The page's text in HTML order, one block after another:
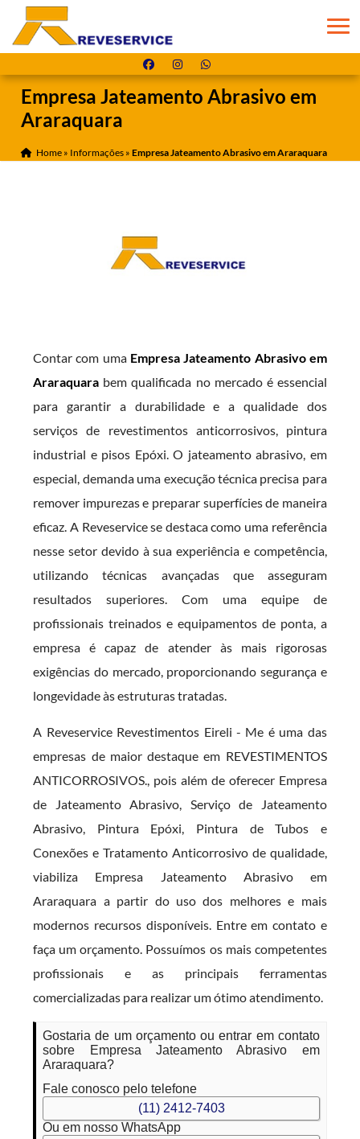
Empresa Jateamento Abrasivo em
Araraquara
Home » Informações »Empresa Jateamento Abrasivo em Araraquara
Contar com uma Empresa Jateamento Abrasivo em
Araraquara bem qualificada no mercado é essencial
para garantir a durabilidade e a qualidade dos
serviços de revestimentos anticorrosivos, pintura
industrial e pisos Epóxi. O jateamento abrasivo, em
especial, demanda uma execução técnica precisa para
remover impurezas e preparar superfícies de maneira
eficaz. A Reveservice se destaca como uma referência
nesse setor devido à sua experiência e competência,
utilizando técnicas avançadas que asseguram
resultados superiores. Com uma equipe de
profissionais treinados e equipamentos de ponta, a
empresa é capaz de atender às mais rigorosas
exigências do mercado, proporcionando segurança e
longevidade às estruturas tratadas.
A Reveservice Revestimentos Eireli - Me é uma das
empresas de maior destaque em REVESTIMENTOS
ANTICORROSIVOS., pois além de oferecer Empresa
de Jateamento Abrasivo, Serviço de Jateamento
Abrasivo, Pintura Epóxi, Pintura de Tubos e
Conexões e Tratamento Anticorrosivo de qualidade,
viabiliza Empresa Jateamento Abrasivo em
Araraquara a partir do uso dos melhores e mais
modernos recursos disponíveis. Entre em contato e
faça um orçamento. Possuímos os mais competentes
profissionais e as principais ferramentas
comercializadas para realizar um ótimo atendimento.
Gostaria de um orçamento ou entrar em contato
sobre Empresa Jateamento Abrasivo em
Araraquara?
Fale conosco pelo telefone
(11) 2412-7403
Ou em nosso WhatsApp